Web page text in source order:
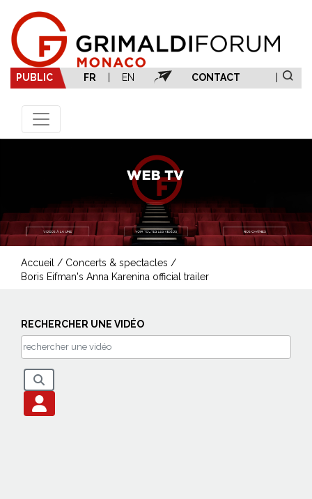
PUBLIC FR EN CONTACT
Accueil / Concerts & spectacles /
Boris Eifman's Anna Karenina official trailer
RECHERCHER UNE VIDÉO